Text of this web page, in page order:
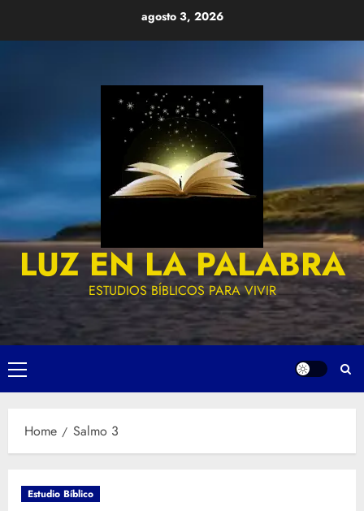
agosto 3, 2026
LUZ EN LA PALABRA
ESTUDIOS BÍBLICOS PARA VIVIR
Primary
Menu
Home Salmo 3
Estudio Bíblico